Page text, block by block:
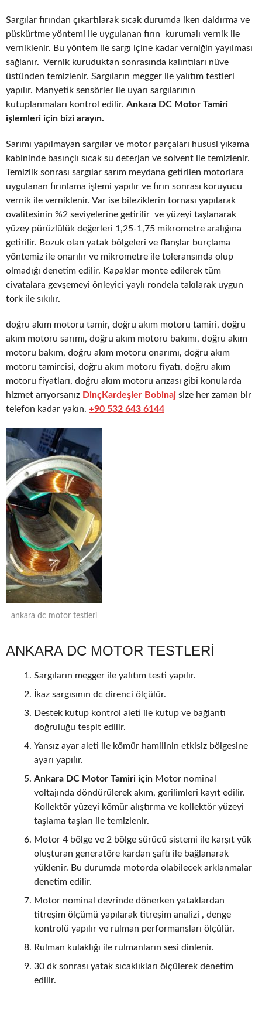
Sargılar fırından çıkartılarak sıcak durumda iken daldırma ve
püskürtme yöntemi ile uygulanan fırın kurumalı vernik ile
verniklenir. Bu yöntem ile sargı içine kadar verniğin yayılması
sağlanır. Vernik kuruduktan sonrasında kalıntıları nüve
üstünden temizlenir. Sargıların megger ile yalıtım testleri
yapılır. Manyetik sensörler ile uyarı sargılarının
kutuplanmaları kontrol edilir. Ankara DC Motor Tamiri
işlemleri için bizi arayın.
Sarımı yapılmayan sargılar ve motor parçaları hususi yıkama
kabininde basınçlı sıcak su deterjan ve solvent ile temizlenir.
Temizlik sonrası sargılar sarım meydana getirilen motorlara
uygulanan fırınlama işlemi yapılır ve fırın sonrası koruyucu
vernik ile verniklenir. Var ise bileziklerin tornası yapılarak
ovalitesinin %2 seviyelerine getirilir ve yüzeyi taşlanarak
yüzey pürüzlülük değerleri 1,25-1,75 mikrometre aralığına
getirilir. Bozuk olan yatak bölgeleri ve flanşlar burçlama
yöntemiz ile onarılır ve mikrometre ile toleransında olup
olmadığı denetim edilir. Kapaklar monte edilerek tüm
civatalara gevşemeyi önleyici yaylı rondela takılarak uygun
tork ile sıkılır.
doğru akım motoru tamir, doğru akım motoru tamiri, doğru
akım motoru sarımı, doğru akım motoru bakımı, doğru akım
motoru bakım, doğru akım motoru onarımı, doğru akım
motoru tamircisi, doğru akım motoru fiyatı, doğru akım
motoru fiyatları, doğru akım motoru arızası gibi konularda
hizmet arıyorsanız DinçKardeşler Bobinaj size her zaman bir
telefon kadar yakın. +90 532 643 6144
ankara dc motor testleri
ANKARA DC MOTOR TESTLERİ
Sargıların megger ile yalıtım testi yapılır.
İkaz sargısının dc direnci ölçülür.
Destek kutup kontrol aleti ile kutup ve bağlantı
doğruluğu tespit edilir.
Yansız ayar aleti ile kömür hamilinin etkisiz bölgesine
ayarı yapılır.
Ankara DC Motor Tamiri için Motor nominal
voltajında döndürülerek akım, gerilimleri kayıt edilir.
Kollektör yüzeyi kömür alıştırma ve kollektör yüzeyi
taşlama taşları ile temizlenir.
Motor 4 bölge ve 2 bölge sürücü sistemi ile karşıt yük
oluşturan generatöre kardan şaftı ile bağlanarak
yüklenir. Bu durumda motorda olabilecek arklanmalar
denetim edilir.
Motor nominal devrinde dönerken yataklardan
titreşim ölçümü yapılarak titreşim analizi , denge
kontrolü yapılır ve rulman performansları ölçülür.
Rulman kulaklığı ile rulmanların sesi dinlenir.
30 dk sonrası yatak sıcaklıkları ölçülerek denetim
edilir.